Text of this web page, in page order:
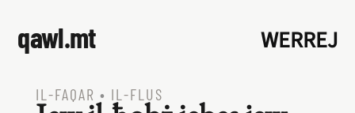
qawl.mt WERREJ
IL‑FAQAR • IL‑FLUS